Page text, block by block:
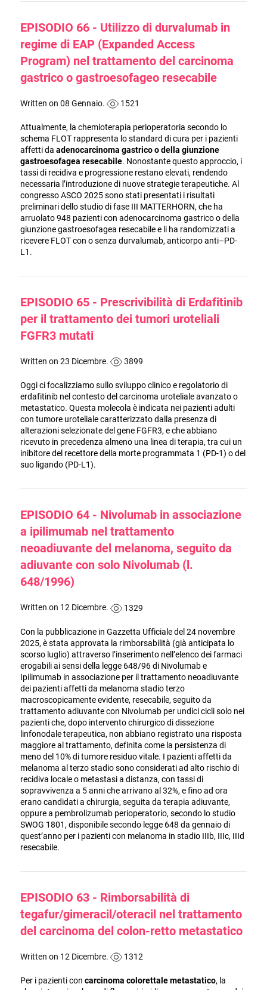
EPISODIO 66 - Utilizzo di durvalumab in
regime di EAP (Expanded Access
Program) nel trattamento del carcinoma
gastrico o gastroesofageo resecabile
Written on 08 Gennaio. 1521
Attualmente, la chemioterapia perioperatoria secondo lo
schema FLOT rappresenta lo standard di cura per i pazienti
affetti da adenocarcinoma gastrico o della giunzione
gastroesofagea resecabile. Nonostante questo approccio, i
tassi di recidiva e progressione restano elevati, rendendo
necessaria l’introduzione di nuove strategie terapeutiche. Al
congresso ASCO 2025 sono stati presentati i risultati
preliminari dello studio di fase III MATTERHORN, che ha
arruolato 948 pazienti con adenocarcinoma gastrico o della
giunzione gastroesofagea resecabile e li ha randomizzati a
ricevere FLOT con o senza durvalumab, anticorpo anti–PD-
L1.
EPISODIO 65 - Prescrivibilità di Erdafitinib
per il trattamento dei tumori uroteliali
FGFR3 mutati
Written on 23 Dicembre. 3899
Oggi ci focalizziamo sullo sviluppo clinico e regolatorio di
erdafitinib nel contesto del carcinoma uroteliale avanzato o
metastatico. Questa molecola è indicata nei pazienti adulti
con tumore uroteliale caratterizzato dalla presenza di
alterazioni selezionate del gene FGFR3, e che abbiano
ricevuto in precedenza almeno una linea di terapia, tra cui un
inibitore del recettore della morte programmata 1 (PD-1) o del
suo ligando (PD-L1).
EPISODIO 64 - Nivolumab in associazione
a ipilimumab nel trattamento
neoadiuvante del melanoma, seguito da
adiuvante con solo Nivolumab (l.
648/1996)
Written on 12 Dicembre. 1329
Con la pubblicazione in Gazzetta Ufficiale del 24 novembre
2025, è stata approvata la rimborsabilità (già anticipata lo
scorso luglio) attraverso l’inserimento nell’elenco dei farmaci
erogabili ai sensi della legge 648/96 di Nivolumab e
Ipilimumab in associazione per il trattamento neoadiuvante
dei pazienti affetti da melanoma stadio terzo
macroscopicamente evidente, resecabile, seguito da
trattamento adiuvante con Nivolumab per undici cicli solo nei
pazienti che, dopo intervento chirurgico di dissezione
linfonodale terapeutica, non abbiano registrato una risposta
maggiore al trattamento, definita come la persistenza di
meno del 10% di tumore residuo vitale. I pazienti affetti da
melanoma al terzo stadio sono considerati ad alto rischio di
recidiva locale o metastasi a distanza, con tassi di
sopravvivenza a 5 anni che arrivano al 32%, e fino ad ora
erano candidati a chirurgia, seguita da terapia adiuvante,
oppure a pembrolizumab perioperatorio, secondo lo studio
SWOG 1801, disponibile secondo legge 648 da gennaio di
quest’anno per i pazienti con melanoma in stadio IIIb, IIIc, IIId
resecabile.
EPISODIO 63 - Rimborsabilità di
tegafur/gimeracil/oteracil nel trattamento
del carcinoma del colon-retto metastatico
Written on 12 Dicembre. 1312
Per i pazienti con carcinoma colorettale metastatico, la